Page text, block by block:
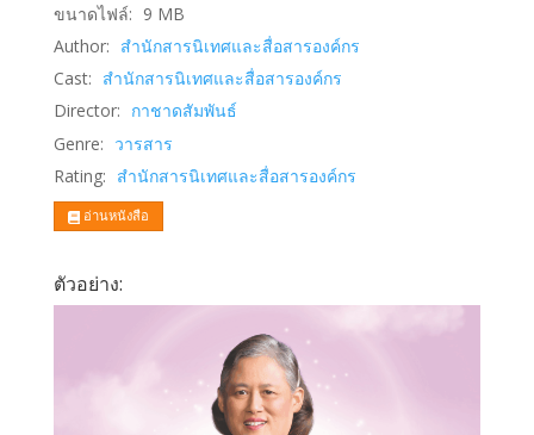
ขนาดไฟล์: 9 MB
Author: สำนักสารนิเทศและสื่อสารองค์กร
Cast: สำนักสารนิเทศและสื่อสารองค์กร
Director: กาชาดสัมพันธ์
Genre: วารสาร
Rating: สำนักสารนิเทศและสื่อสารองค์กร
อ่านหนังสือ
ตัวอย่าง: